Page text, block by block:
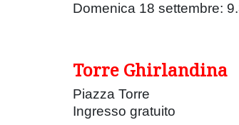
Domenica 18 settembre:
Torre Ghirlandina
Piazza Torre
Ingresso gratuito